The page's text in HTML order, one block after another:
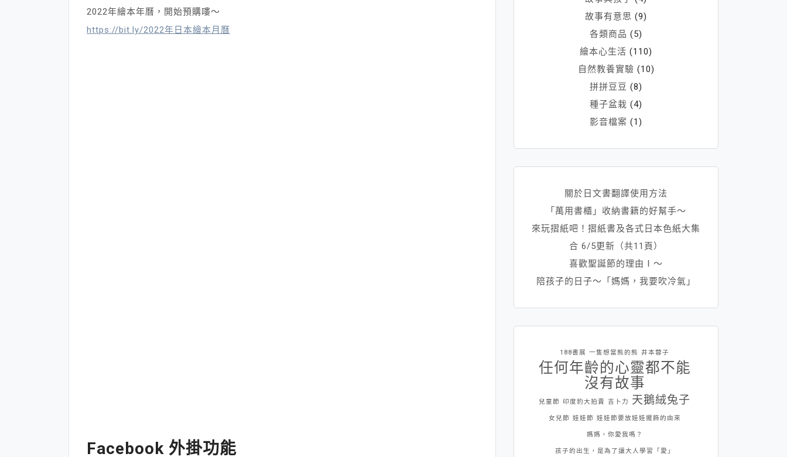
2022年繪本年曆，開始預購嘍～
https://bit.ly/2022年日本繪本月曆
Facebook 外掛功能
故事有意思 (9)
各類商品 (5)
繪本心生活 (110)
自然教養實驗 (10)
拼拼豆豆 (8)
種子盆栽 (4)
影音檔案 (1)
關於日文書翻譯使用方法
「萬用書櫃」收納書籍的好幫手～
來玩摺紙吧！摺紙書及各式日本色紙大集
合 6/5更新（共11頁）
喜歡聖誕節的理由Ⅰ～
陪孩子的日子～「媽媽，我要吹冷氣」
188書展 一隻想當熊的熊 井本蓉子
任何年齡的心靈都不能
沒有故事
兒童節 印度豹大拍賣 吉卜力 天鵝絨兔子
女兒節 娃娃節 娃娃節要放娃娃擺飾的由來
媽媽，你愛我嗎？
孩子的出生，是為了讓大人學習「愛」